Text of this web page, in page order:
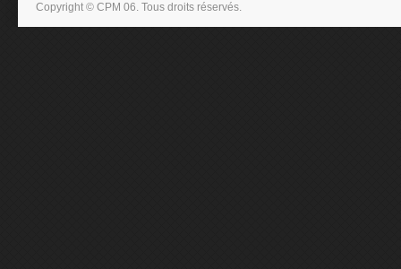
Copyright © CPM 06. Tous droits réservés.